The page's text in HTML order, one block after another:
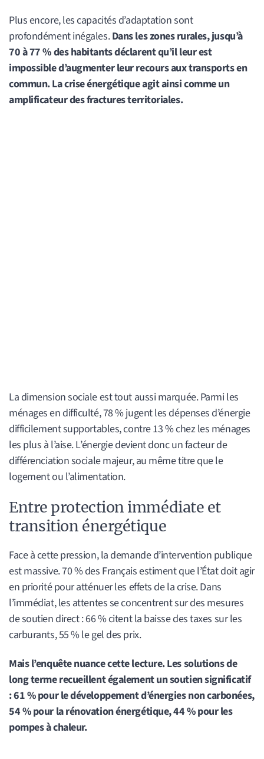
Plus encore, les capacités d’adaptation sont
profondément inégales.Dans les zones rurales, jusqu’à
70 à 77 % des habitants déclarent qu’il leur est
impossible d’augmenter leur recours aux transports en
commun. La crise énergétique agit ainsi comme un
amplificateur des fractures territoriales.
La dimension sociale est tout aussi marquée. Parmi les
ménages en difficulté, 78 % jugent les dépenses d’énergie
difficilement supportables, contre 13 % chez les ménages
les plus à l’aise. L’énergie devient donc un facteur de
différenciation sociale majeur, au même titre que le
logement ou l’alimentation.
Entre protection immédiate et
transition énergétique
Face à cette pression, la demande d’intervention publique
est massive. 70 % des Français estiment que l’État doit agir
en priorité pour atténuer les effets de la crise. Dans
l’immédiat, les attentes se concentrent sur des mesures
de soutien direct : 66 % citent la baisse des taxes sur les
carburants, 55 % le gel des prix.
Mais l’enquête nuance cette lecture. Les solutions de
long terme recueillent également un soutien significatif
: 61 % pour le développement d’énergies non carbonées,
54 % pour la rénovation énergétique, 44 % pour les
pompes à chaleur.